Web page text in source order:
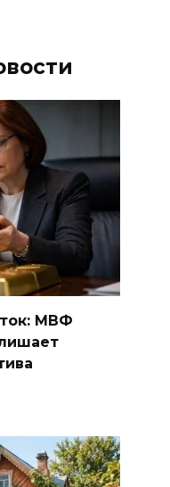
МВФ